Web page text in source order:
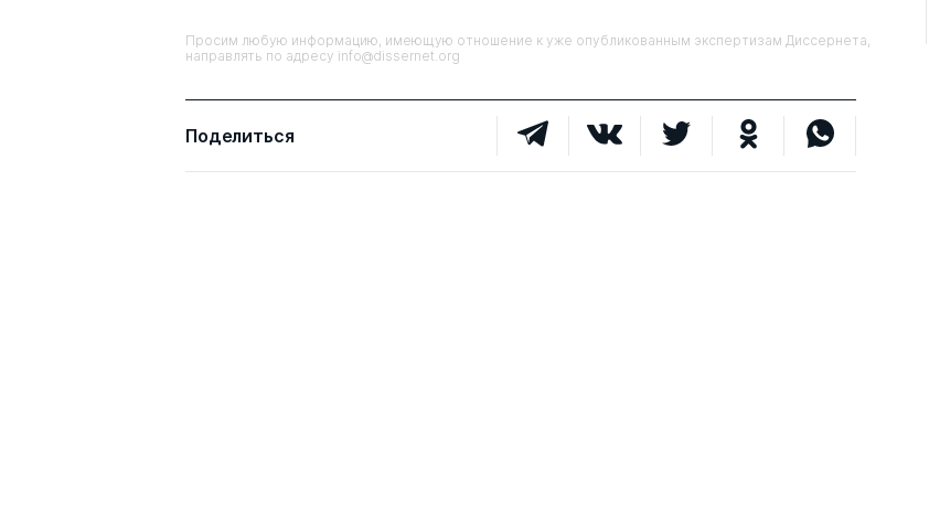
Просим любую информацию, имеющую отношение к уже опубликованным экспертизам Диссернета,
направлять по адресу info@dissernet.org
Поделиться